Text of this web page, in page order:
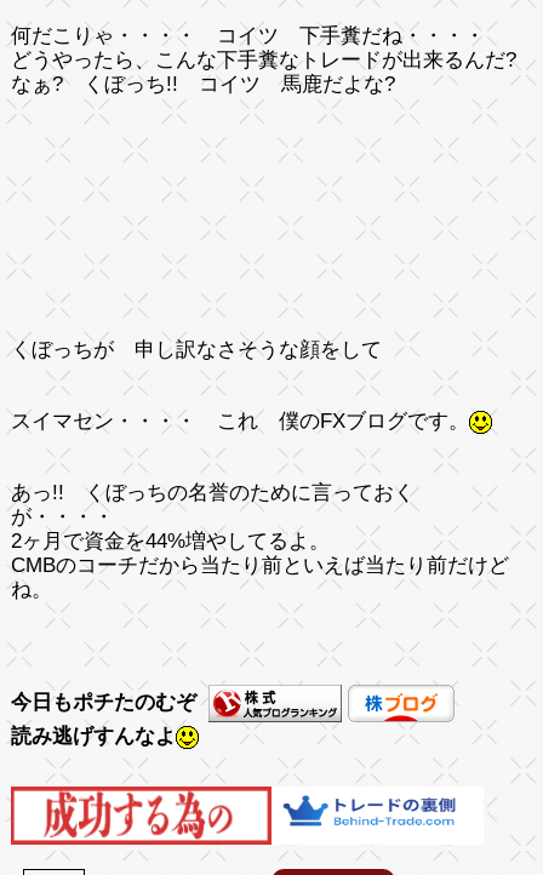
何だこりゃ・・・・ コイツ 下手糞だね・・・・
どうやったら、こんな下手糞なトレードが出来るんだ?
なぁ? くぼっち!! コイツ 馬鹿だよな?
くぼっちが 申し訳なさそうな顔をして
スイマセン・・・・ これ 僕のFXブログです。
あっ!! くぼっちの名誉のために言っておく
が・・・・
2ヶ月で資金を44%増やしてるよ。
CMBのコーチだから当たり前といえば当たり前だけど
ね。
今日もポチたのむぞ
読み逃げすんなよ